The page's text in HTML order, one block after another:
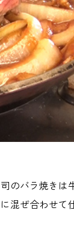
のバラ焼きは
混ぜ合わせて